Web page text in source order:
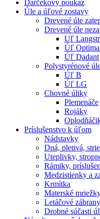
Darčekový poukaz
Úle a úľové zostavy
Drevené úle
Drevené úle
Uľ
Úľ
Úľ Dadant
Polystyrénové
Úľ B
Úľ LG
Chovné úliky
Plemenáče
Rojáky
Príslušenstvo k úľom
Nádstavky
Dná, pletivá,
Uteplivky,
Rámiky,
Medzistienky a
Krmítka
Materské
Letáčové zábrany
Drobné súčasti